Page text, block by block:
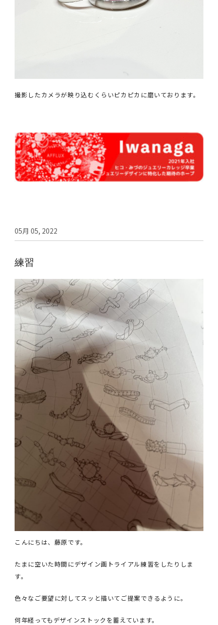
撮影したカメラが映り込むくらいピカピカに磨いております。
05月 05, 2022
練習
こんにちは、藤原です。
たまに空いた時間にデザイン画トライアル練習をしたりしま
す。
色々なご要望に対してスッと描いてご提案できるように。
何年経ってもデザインストックを蓄えています。